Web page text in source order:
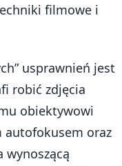
filmowe i
usprawnień jest
robić zdjęcia
obiektywowi
autofokusem oraz
wynoszącą